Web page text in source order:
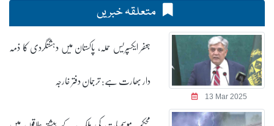
متعلقہ خبریں
13 Mar 2025
جعفر ایکسپریس حملہ، پاکستان میں دہشتگردی کا ذمہ
دار بھارت ہے: ترجمان دفتر خارجہ